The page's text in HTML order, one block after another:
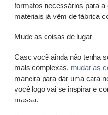
formatos necessários para
materiais já vêm de fábrica
Mude as coisas de lugar
Caso você ainda não tenha
mais complexas, mudar as
maneira para dar uma cara
você logo vai se inspirar e
massa.